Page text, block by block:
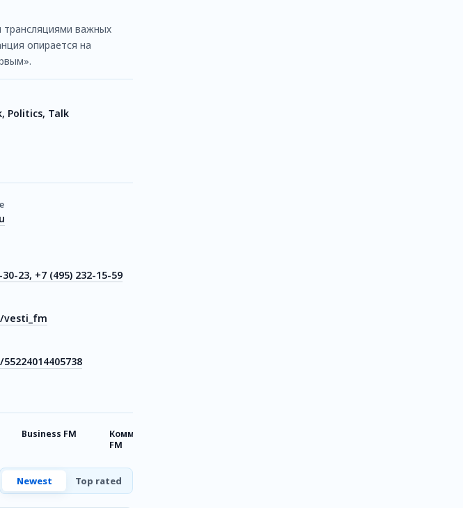
важных
опирается на
Politics, Talk
30-23, +7 (495) 232-15-59
Business FM
Коммерсантъ
FM
Newest Top rated